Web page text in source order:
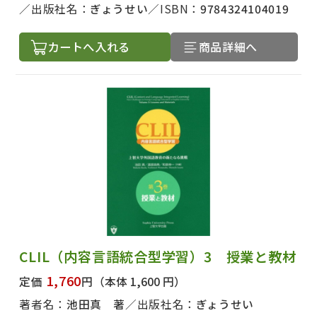
出版社名： ぎょうせい ISBN：9784324104019
カートへ入れる 商品詳細へ
CLIL（内容言語統合型学習）3 授業と教材
定価 1,760円 （本体 1,600 円）
著者名： 池田真 著 出版社名： ぎょうせい